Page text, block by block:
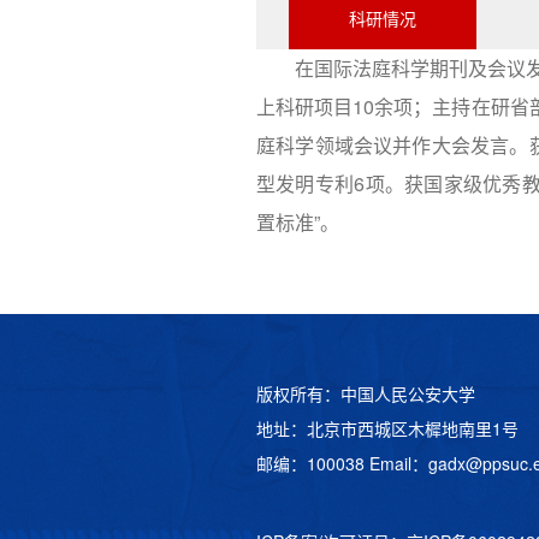
科研情况
在国际法庭科学期刊及会议
上科研项目10余项；主持在研
庭科学领域会议并作大会发言
型发明专利6项。获国家级优秀
置标准”。
版权所有：中国人民公安大学
地址：北京市西城区木樨地南里1号
邮编：100038 Email：